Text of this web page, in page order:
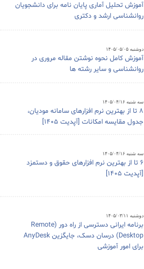
آموزش تحلیل آماری پایان نامه برای دانشجویان
روانشناسی ارشد و دکتری
دوشنبه ۱۴۰۵/۰۵/۰۵
آموزش کامل نحوه نوشتن مقاله مروری در
روانشناسی و سایر رشته ها
سه شنبه ۱۴۰۵/۰۴/۱۶
8 تا از بهترین نرم افزارهای سامانه مودیان،
جدول مقایسه امکانات [آپدیت 1405]
سه شنبه ۱۴۰۵/۰۴/۱۶
6 تا از بهترین نرم افزارهای حقوق و دستمزد
[آپدیت 1405]
دوشنبه ۱۴۰۵/۰۳/۱۱
برنامه ایرانی دسترسی از راه دور (Remote
Desktop) درسان دسک، جایگزین AnyDesk
برای امور آموزشی